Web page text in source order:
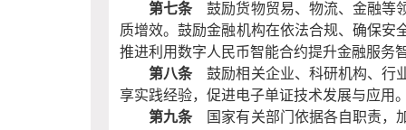
第七条鼓励货物贸易、物流、金融等
质增效。鼓励金融机构在依法合规、确保安
推进利用数字人民币智能合约提升金融服务
第八条鼓励相关企业、科研机构、行
享实践经验，促进电子单证技术发展与应用
第九条国家有关部门依据各自职责，